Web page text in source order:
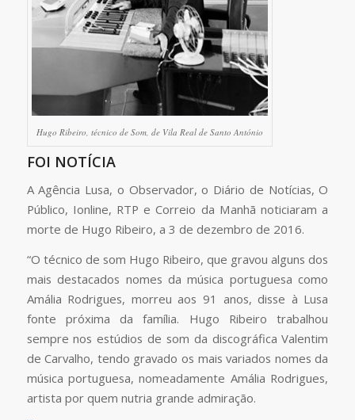
Hugo Ribeiro, técnico de Som, de Vila Real de Santo António
FOI NOTÍCIA
A Agência Lusa, o Observador, o Diário de Notícias, O
Público, Ionline, RTP e Correio da Manhã noticiaram a
morte de Hugo Ribeiro, a 3 de dezembro de 2016.
“O técnico de som Hugo Ribeiro, que gravou alguns dos
mais destacados nomes da música portuguesa como
Amália Rodrigues, morreu aos 91 anos, disse à Lusa
fonte próxima da família. Hugo Ribeiro trabalhou
sempre nos estúdios de som da discográfica Valentim
de Carvalho, tendo gravado os mais variados nomes da
música portuguesa, nomeadamente Amália Rodrigues,
artista por quem nutria grande admiração.